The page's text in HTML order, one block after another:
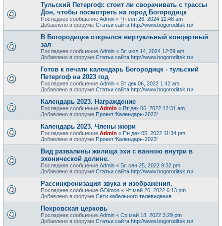
Тульский Петергоф: стоит ли сворачивать с трассы
Дон, чтобы посмотреть на город Богородицк
Последнее сообщение Admin « Чт сен 26, 2024 12:48 am
Добавлено в форуме Статьи сайта http://www.bogoroditsk.ru/
В Богородицке открылся виртуальный концертный
зал
Последнее сообщение Admin « Вс июл 14, 2024 12:59 am
Добавлено в форуме Статьи сайта http://www.bogoroditsk.ru/
Готов к печати календарь Богородицк - тульский
Петергоф на 2023 год
Последнее сообщение Admin « Вт дек 06, 2022 1:42 am
Добавлено в форуме Статьи сайта http://www.bogoroditsk.ru/
Календарь 2023. Награждение
Последнее сообщение Admin « Вт дек 06, 2022 12:31 am
Добавлено в форуме Проект 'Календарь-2023'
Календарь 2023. Члены жюри
Последнее сообщение Admin « Пн дек 05, 2022 11:34 pm
Добавлено в форуме Проект 'Календарь-2023'
Вид развалины жилища эхи с ванною внутри в
эхонической долине.
Последнее сообщение Admin « Вс сен 25, 2022 9:32 pm
Добавлено в форуме Статьи сайта http://www.bogoroditsk.ru/
Рассинхронизация звука и изображения.
Последнее сообщение GDimon « Чт май 26, 2022 6:13 pm
Добавлено в форуме Сети кабельного телевидения
Покровская церковь
Последнее сообщение Admin « Ср май 18, 2022 3:29 pm
Добавлено в форуме Статьи сайта http://www.bogoroditsk.ru/